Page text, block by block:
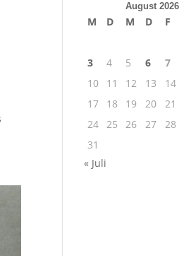
August 2026
M D M D F
3
4 5 6 7
10
11 12 13 14
17
18 19 20 21
24 25 26 27 28
31
« Juli